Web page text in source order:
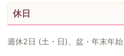
休日
週休2日 (土・日)、盆・年末年始